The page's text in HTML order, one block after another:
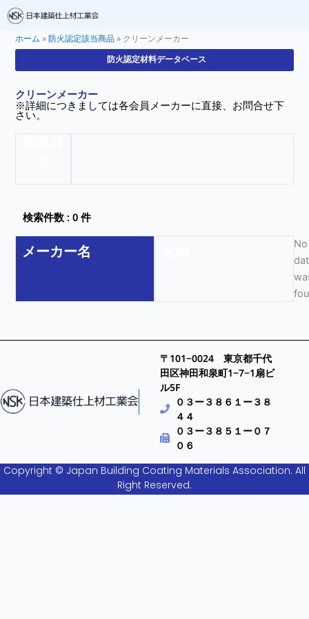
ホーム »防火認定該当商品» クリーンメーカー
防火認定材料データベース
クリーンメーカー
※詳細につきましては各会員メーカーに直接、お問合せ下
さい。
検索件数 : 0 件
メーカー名
No
〒101−0024 東京都千代
田区神田和泉町1−7−1扇ビ
ル5F
０３ー３８６１ー３８
４４
０３ー３８５１ー０７
０６
Copyright © Japan Building Coating Materials Association. All
Right Reserved.